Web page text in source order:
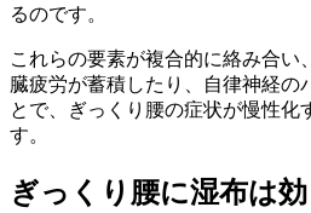
るのです。
これらの要素が複合的に絡み合い
臓疲労が蓄積したり、自律神経の
とで、ぎっくり腰の症状が慢性化
す。
ぎっくり腰に湿布は